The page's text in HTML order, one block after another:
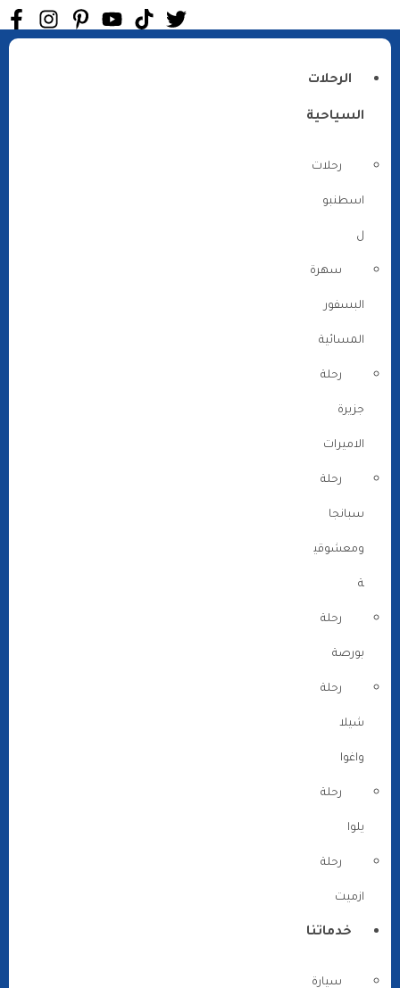
الرحلات
السياحية
رحلات
اسطنبو
ل
سهرة
البسفور
المسائية
رحلة
جزيرة
الاميرات
رحلة
سبانجا
ومعشوقي
ة
رحلة
بورصة
رحلة
شيلا
واغوا
رحلة
يلوا
رحلة
ازميت
خدماتنا
سيارة